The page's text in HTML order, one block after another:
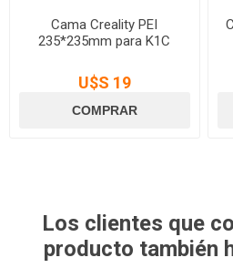
Cama Creality PEI
235*235mm para K1C
U$S 19
Los clientes que
producto también